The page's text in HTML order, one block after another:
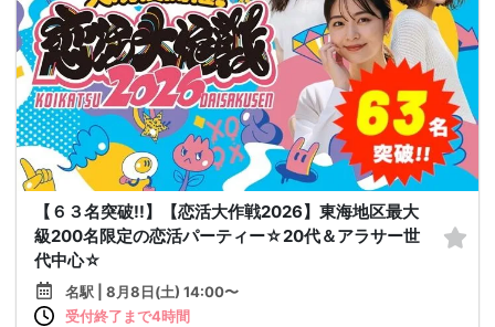
【６３名突破!!】【恋活大作戦2026】東海地区最大
級200名限定の恋活パーティー☆20代＆アラサー世
代中心☆
名駅 | 8月8日(土) 14:00〜
受付終了まで4時間